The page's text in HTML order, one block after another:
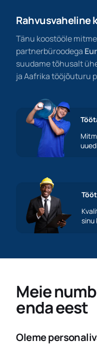
Rahvusvaheline
Tänu koostööle
partnerbüroodega
suudame tõhusalt
ja Aafrika tööjõuturu
sinu
Meie
enda eest
Oleme